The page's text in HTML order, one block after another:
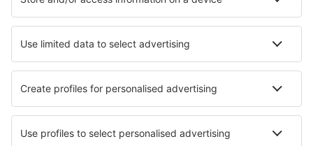
Hoteluri în Nisa Hoteluri în Le Cap d`Agde
Hoteluri în La Baule-Escoublac Hoteluri în Cauterets
Hoteluri în Saint-Hilaire-de-Riez Hoteluri în Lacanau
Cele mai bune hoteluri - orașe